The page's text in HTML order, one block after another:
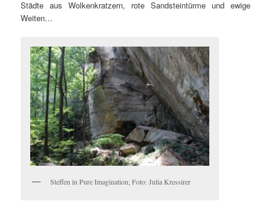
Städte aus Wolkenkratzern, rote Sandsteintürme und ewige
Weiten…
Steffen in Pure Imagination; Foto: Julia Kressirer